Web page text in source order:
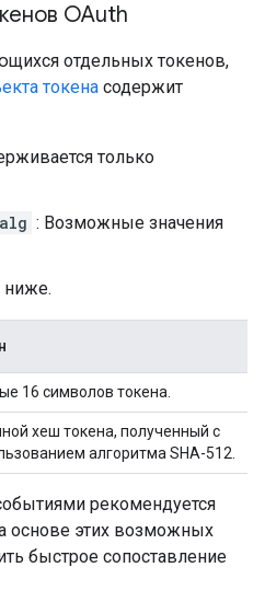
OAuth
отдельных токенов,
токена содержит
только
: Возможные значения
ниже.
16 символов токена.
хеш токена, полученный с
алгоритма SHA-512.
рекомендуется
основе этих возможных
быстрое сопоставление